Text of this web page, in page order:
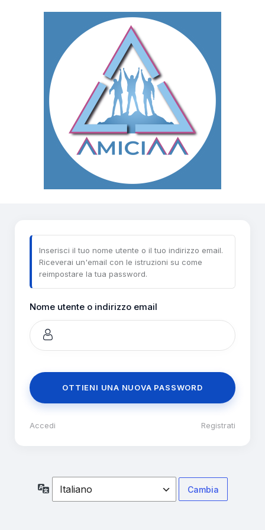
Password
persa
Inserisci il tuo nome utente o il tuo indirizzo email.
Riceverai un'email con le istruzioni su come
reimpostare la tua password.
Nome utente o indirizzo email
Accedi Registrati
Lingua